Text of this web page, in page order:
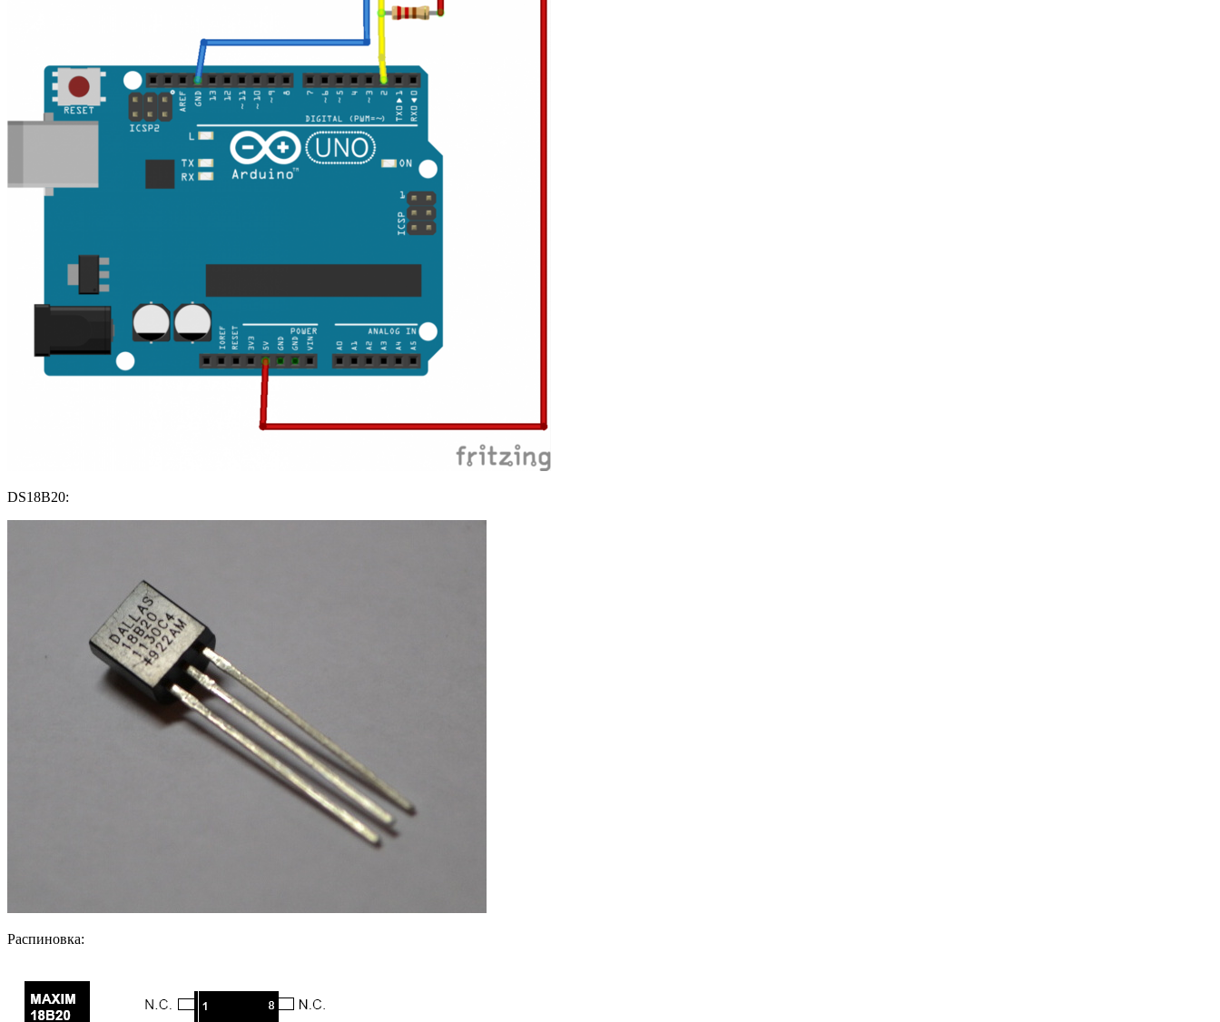
DS18B20:
Распиновка: